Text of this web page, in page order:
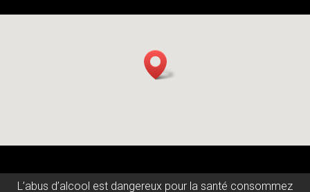
L’abus d’alcool est dangereux pour la santé consommez